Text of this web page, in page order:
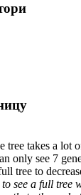
tree takes a lot
only see 7
tree to
see a full tree